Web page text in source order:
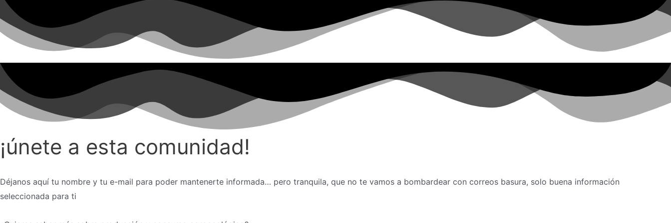
¡únete a esta comunidad!
Déjanos aquí tu nombre y tu e-mail para poder mantenerte informada… pero tranquila, que no te vamos a bombardear con correos basura, solo buena información
seleccionada para ti